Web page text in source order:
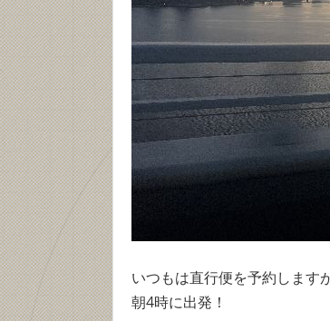
いつもは直行便を予約します
朝4時に出発！